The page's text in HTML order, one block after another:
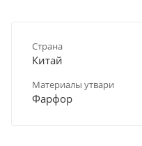
Страна
Китай
Материалы утвари
Фарфор